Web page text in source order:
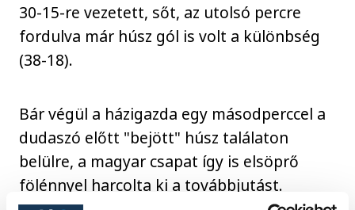
30-15-re vezetett, sőt, az utolsó percre
fordulva már húsz gól is volt a különbség
(38-18).
Bár végül a házigazda egy másodperccel a
dudaszó előtt "bejött" húsz találaton
belülre, a magyar csapat így is elsöprő
fölénnyel harcolta ki a továbbjutást.